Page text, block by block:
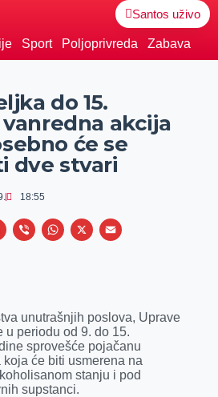
Santos uživo
Sport Poljoprivreda Zabava
do 15.
akcija
će se
dve stvari
18:55
L
e
d
I
n
V
r
W
s
A
p
p
X
E
l
unutrašnjih poslova, Uprave
periodu od 9. do 15.
sprovešće pojačanu
će biti usmerena na
stanju i pod
supstanci.